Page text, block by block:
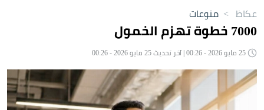
عكاظ > منوعات
7000 خطوة تهزم الخمول